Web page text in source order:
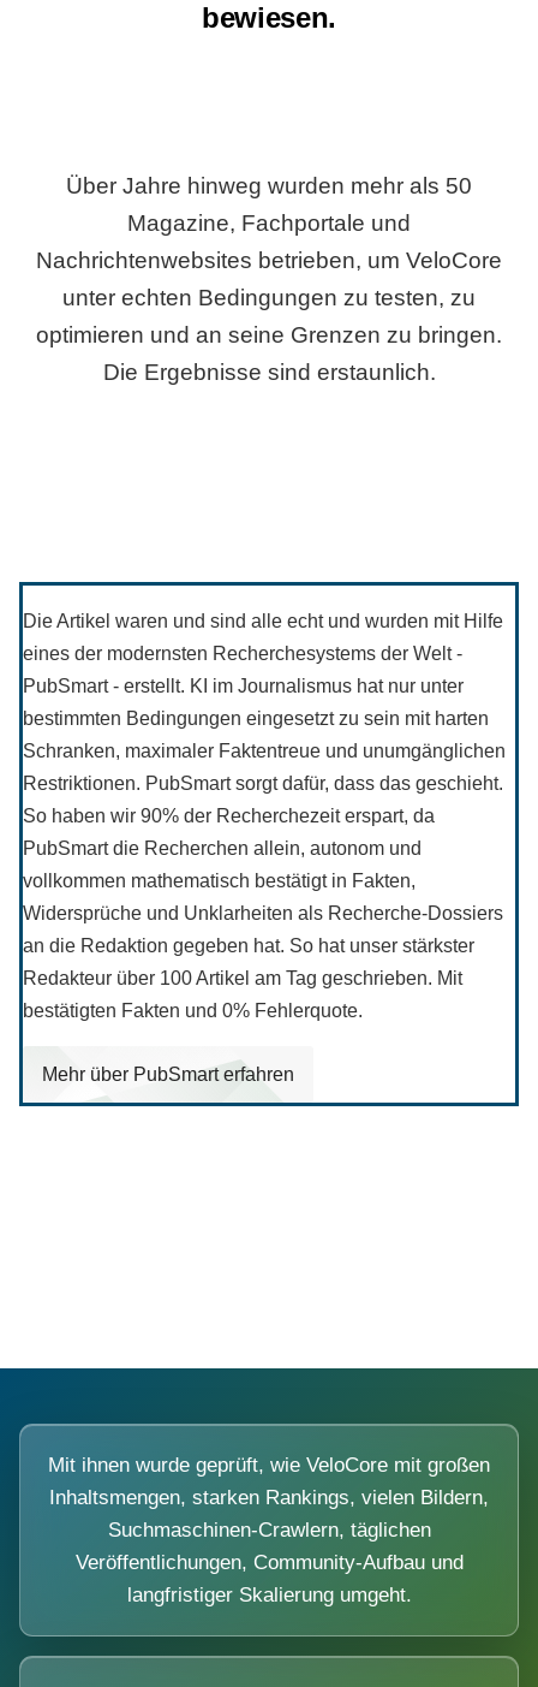
bewiesen.
Über Jahre hinweg wurden mehr als 50
Magazine, Fachportale und
Nachrichtenwebsites betrieben, um VeloCore
unter echten Bedingungen zu testen, zu
optimieren und an seine Grenzen zu bringen.
Die Ergebnisse sind erstaunlich.
Die Artikel waren und sind alle echt und wurden mit Hilfe
eines der modernsten Recherchesystems der Welt -
PubSmart - erstellt. KI im Journalismus hat nur unter
bestimmten Bedingungen eingesetzt zu sein mit harten
Schranken, maximaler Faktentreue und unumgänglichen
Restriktionen. PubSmart sorgt dafür, dass das geschieht.
So haben wir 90% der Recherchezeit erspart, da
PubSmart die Recherchen allein, autonom und
vollkommen mathematisch bestätigt in Fakten,
Widersprüche und Unklarheiten als Recherche-Dossiers
an die Redaktion gegeben hat. So hat unser stärkster
Redakteur über 100 Artikel am Tag geschrieben. Mit
bestätigten Fakten und 0% Fehlerquote.
Mehr über PubSmart erfahren
Mit ihnen wurde geprüft, wie VeloCore mit großen
Inhaltsmengen, starken Rankings, vielen Bildern,
Suchmaschinen-Crawlern, täglichen
Veröffentlichungen, Community-Aufbau und
langfristiger Skalierung umgeht.